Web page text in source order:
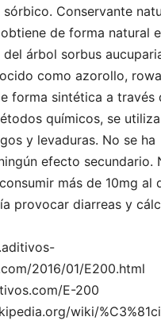
Conservante
de forma natural
árbol sorbus
como azorollo,
forma sintética a través
químicos, se
y levaduras. No se ha
efecto secundario.
más de 10mg al
provocar diarreas y
2016/01/E200.html
E-200
wiki/